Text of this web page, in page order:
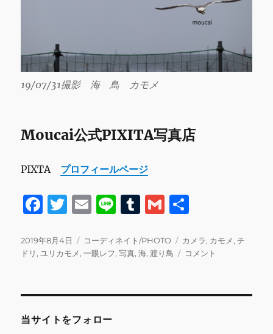
19/07/31撮影 海 鳥 カモメ
Moucai公式PIXITA写真店
PIXTA プロフィールページ
F
c
e
o
o
T
it
te
E
ai
l
Li
e
T
m
bl
G
ai
l
投
稿
2019年8月4日
カ
テ
コーディネイト/PHOTO
タ
グ
カメラ, カモメ,チ
ドリ , ユリカモメ,一眼レフ,写真,海,渡り鳥
19/07/31
コメント
当サイトをフォロー